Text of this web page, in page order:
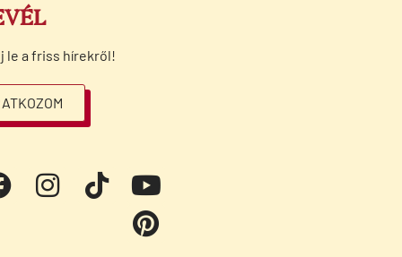
le a friss hírekről!